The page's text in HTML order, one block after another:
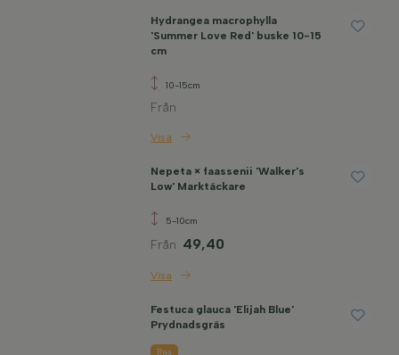
Hydrangea macrophylla
'Summer Love Red' buske 10-15
cm
10-15cm
Från
Visa
Nepeta × faassenii 'Walker's
Low' Marktäckare
5-10cm
Från 49,40
Visa
Festuca glauca 'Elijah Blue'
Prydnadsgräs
Rea